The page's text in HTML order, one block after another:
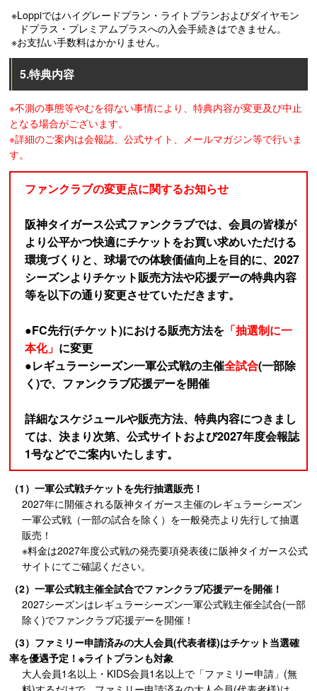
※Loppiではハイグレードプラン・ライトプランおよびダイヤモン
ドプラス・プレミアムプラスへの入会手続きはできません。
※お支払い手数料はかかりません。
5.特典内容
※不測の事態等やむを得ない事情により、特典内容が変更及び中止
となる場合がございます。
※詳細のご案内は会報誌、公式サイト、メールマガジン等で行いま
す。
ファンクラブの変更点に関するお知らせ
阪神タイガース公式ファンクラブでは、会員の皆様が
より公平かつ快適にチケットをお買い求めいただける
環境づくりと、球場での体験価値向上を目的に、2027
シーズンよりチケット販売方法や応援デーの特典内容
等を以下の通り変更させていただきます。
●FC先行(チケット)における販売方法を 「抽選制に一
本化」 に変更
●レギュラーシーズン一軍公式戦の主催全試合(一部除
く)で、ファンクラブ応援デーを開催
詳細なスケジュールや販売方法、特典内容につきまし
ては、決まり次第、公式サイトおよび2027年度会報誌
1号などでご案内いたします。
（1）一軍公式戦チケットを先行抽選販売！
2027年に開催される阪神タイガース主催のレギュラーシーズン
一軍公式戦（一部の試合を除く）を一般発売より先行して抽選
販売！
※料金は2027年度公式戦の発売要項発表後に阪神タイガース公式
サイトにてご確認ください。
（2）一軍公式戦主催全試合でファンクラブ応援デーを開催！
2027シーズンはレギュラーシーズン一軍公式戦主催全試合(一部
除く)でファンクラブ応援デーを開催！
（3）ファミリー申請済みの大人会員(代表者様)はチケット当選確
率を優遇予定！※ライトプランも対象
大人会員1名以上・KIDS会員1名以上で「ファミリー申請」(無